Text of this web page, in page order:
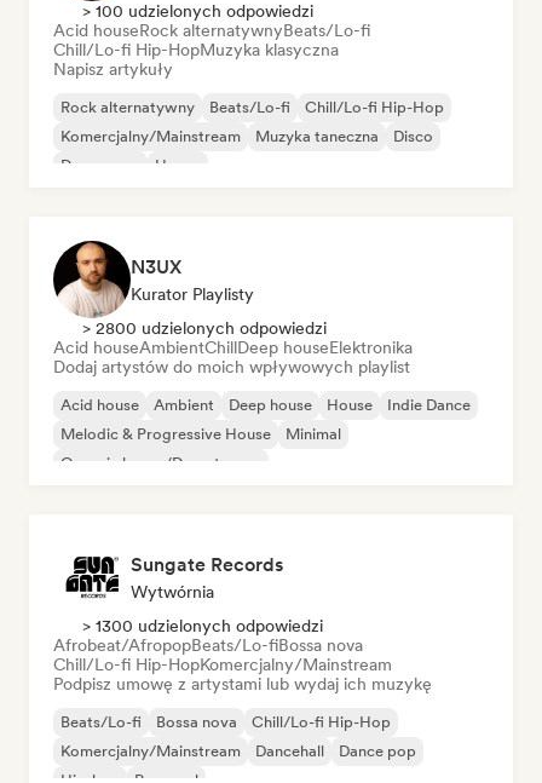
> 100 udzielonych odpowiedzi
Acid houseRock alternatywnyBeats/Lo-fi
Chill/Lo-fi Hip-HopMuzyka klasyczna
Napisz artykuły
Rock alternatywny Beats/Lo-fi
Chill/Lo-fi Hip-Hop
Komercjalny/Mainstream
Muzyka taneczna
Disco
Dream pop
House
N3UX
Kurator Playlisty
> 2800 udzielonych odpowiedzi
Acid houseAmbientChillDeep houseElektronika
Dodaj artystów do moich wpływowych playlist
Acid house Ambient Deep house House
Indie Dance
Melodic & Progressive House
Minimal
Organic house/Downtempo
Sungate Records
Wytwórnia
> 1300 udzielonych odpowiedzi
Afrobeat/AfropopBeats/Lo-fiBossa nova
Chill/Lo-fi Hip-HopKomercjalny/Mainstream
Podpisz umowę z artystami lub wydaj ich muzykę
Beats/Lo-fi Bossa nova
Chill/Lo-fi Hip-Hop
Komercjalny/Mainstream
Dancehall
Dance pop